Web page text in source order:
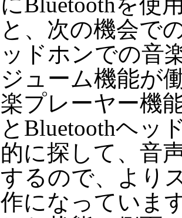
と、次の機会で
ッドホンでの音
ジューム機能が
楽プレーヤー機
とBluetoothヘッ
的に探して、音
するので、より
作になっていま